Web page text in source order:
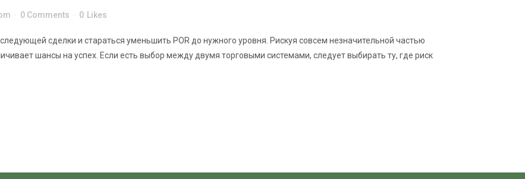
0 Comments 0 Likes
сделки и стараться уменьшить POR до нужного уровня. Рискуя совсем незначительной частью
шансы на успех. Если есть выбор между двумя торговыми системами, следует выбирать ту, где риск